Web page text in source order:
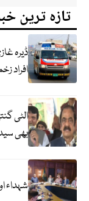
تازہ ترین
افراد
الٹی
بھی
شہداء